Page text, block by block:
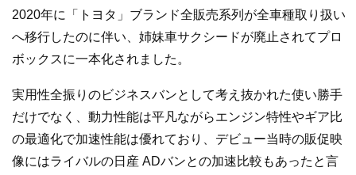
2020年に「トヨタ」ブランド全販売系列が全車種取り扱い
へ移行したのに伴い、姉妹車サクシードが廃止されてプロ
ボックスに一本化されました。
実用性全振りのビジネスバンとして考え抜かれた使い勝手
だけでなく、動力性能は平凡ながらエンジン特性やギア比
の最適化で加速性能は優れており、デビュー当時の販促映
像にはライバルの日産 ADバンとの加速比較もあったと言